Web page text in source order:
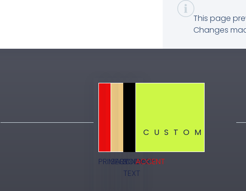
This page
Changes
PRIMARY
SECONDARY
BODY
TEXT
ACCENT
CUSTOM